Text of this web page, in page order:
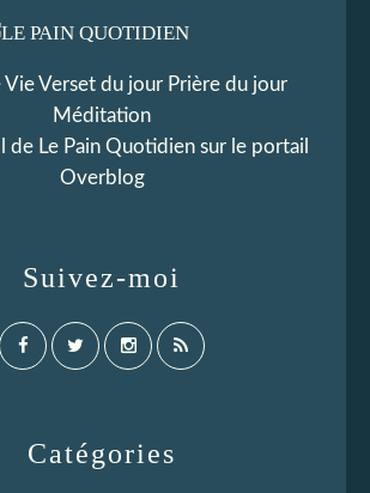
Catégories
Vie Verset du jour Prière du jour
Méditation
de Le Pain Quotidiensur le portail
Overblog
Suivez-moi